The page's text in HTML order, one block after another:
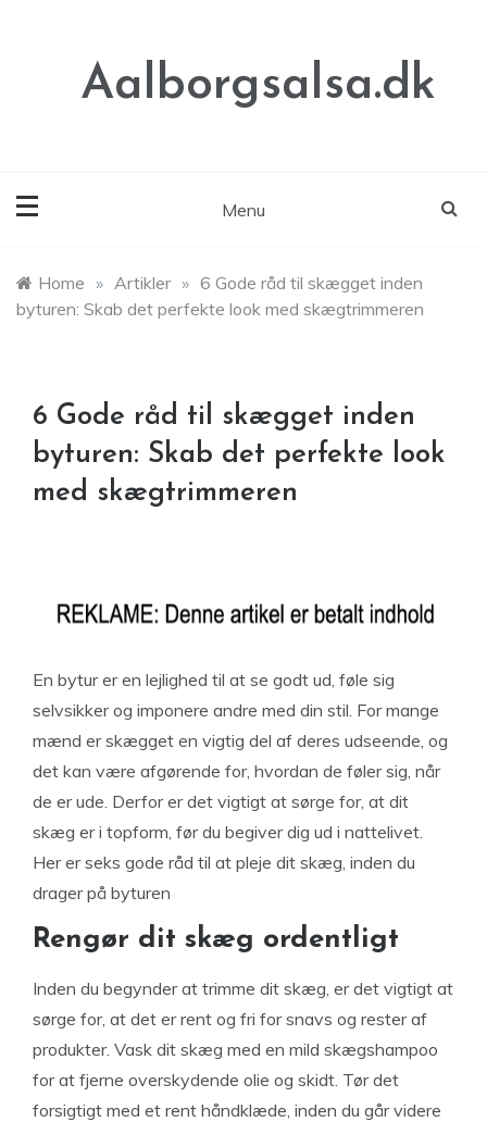
Aalborgsalsa.dk
Menu
Home » Artikler » 6 Gode råd til skægget inden
byturen: Skab det perfekte look med skægtrimmeren
6 Gode råd til skægget inden
byturen: Skab det perfekte look
med skægtrimmeren
En bytur er en lejlighed til at se godt ud, føle sig
selvsikker og imponere andre med din stil. For mange
mænd er skægget en vigtig del af deres udseende, og
det kan være afgørende for, hvordan de føler sig, når
de er ude. Derfor er det vigtigt at sørge for, at dit
skæg er i topform, før du begiver dig ud i nattelivet.
Her er seks gode råd til at pleje dit skæg, inden du
drager på byturen
Rengør dit skæg ordentligt
Inden du begynder at trimme dit skæg, er det vigtigt at
sørge for, at det er rent og fri for snavs og rester af
produkter. Vask dit skæg med en mild skægshampoo
for at fjerne overskydende olie og skidt. Tør det
forsigtigt med et rent håndklæde, inden du går videre